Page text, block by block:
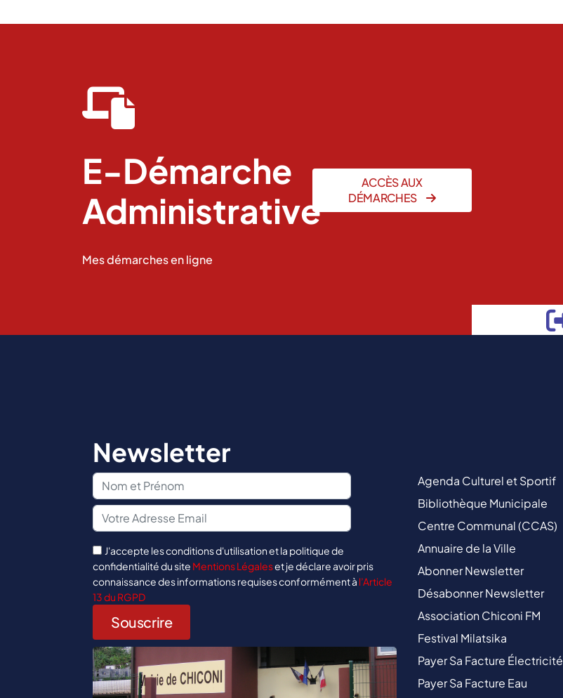
fa-
laptop-
E-Démarche
Administrative
ACCÈS AUX
DÉMARCHES
Mes démarches en ligne
Newsletter
J'accepte les conditions d'utilisation et la politique de
confidentialité du site Mentions Légaleset je déclare avoir pris
connaissance des informations requises conformément à l’Article
13 du RGPD
Agenda Culturel et Sportif
Bibliothèque Municipale
Centre Communal (CCAS)
Annuaire de la Ville
Abonner Newsletter
Désabonner Newsletter
Association Chiconi FM
Festival Milatsika
Payer Sa Facture Électricité
Payer Sa Facture Eau